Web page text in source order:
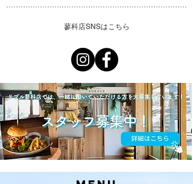
…………………………………………………………………
蓼科店SNSはこちら